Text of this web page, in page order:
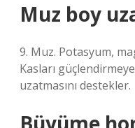
Muz boy
9. Muz. Potasyum,
Kasları
uzatmasını destekler.